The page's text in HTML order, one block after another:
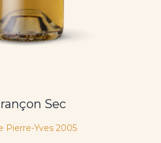
Sec
Pierre-Yves 2005